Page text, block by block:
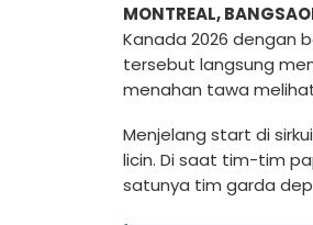
MONTREAL,
Kanada 2026 dengan
tersebut langsung
menahan tawa
Menjelang start di
licin. Di saat tim-tim
satunya tim garda